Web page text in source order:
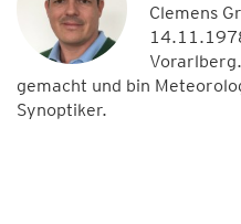
Clemens
gemacht und bin
Synoptiker.